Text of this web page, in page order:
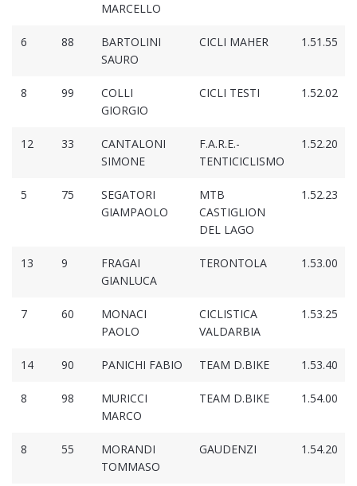
MARCELLO
6 88
BARTOLINI
SAURO
CICLI MAHER 1.51.55
8 99
COLLI
GIORGIO
CICLI TESTI 1.52.02
12 33
CANTALONI
SIMONE
F.A.R.E.-
TENTICICLISMO
1.52.20
5 75
SEGATORI
GIAMPAOLO
MTB
CASTIGLION
DEL LAGO
1.52.23
13 9
FRAGAI
GIANLUCA
TERONTOLA 1.53.00
7 60
MONACI
PAOLO
CICLISTICA
VALDARBIA
1.53.25
14 90 PANICHI FABIO TEAM D.BIKE 1.53.40
8 98
MURICCI
MARCO
TEAM D.BIKE 1.54.00
8 55
MORANDI
TOMMASO
GAUDENZI 1.54.20